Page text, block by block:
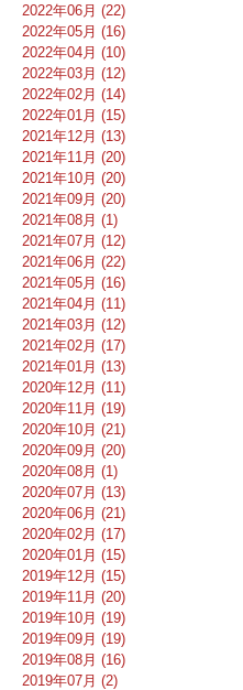
2022年06月 (22)
2022年05月 (16)
2022年04月 (10)
2022年03月 (12)
2022年02月 (14)
2022年01月 (15)
2021年12月 (13)
2021年11月 (20)
2021年10月 (20)
2021年09月 (20)
2021年08月 (1)
2021年07月 (12)
2021年06月 (22)
2021年05月 (16)
2021年04月 (11)
2021年03月 (12)
2021年02月 (17)
2021年01月 (13)
2020年12月 (11)
2020年11月 (19)
2020年10月 (21)
2020年09月 (20)
2020年08月 (1)
2020年07月 (13)
2020年06月 (21)
2020年02月 (17)
2020年01月 (15)
2019年12月 (15)
2019年11月 (20)
2019年10月 (19)
2019年09月 (19)
2019年08月 (16)
2019年07月 (2)